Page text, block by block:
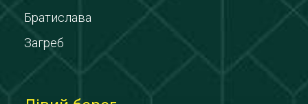
Братислава
Загреб